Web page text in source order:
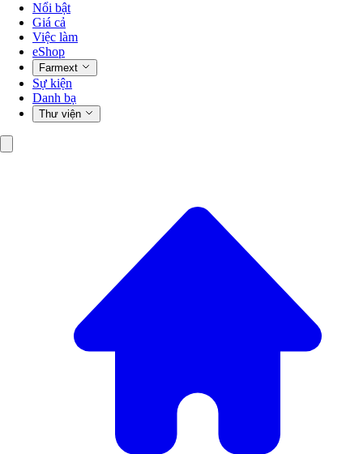
Nổi bật
Giá cả
Việc làm
eShop
Farmext
Sự kiện
Danh bạ
Thư viện